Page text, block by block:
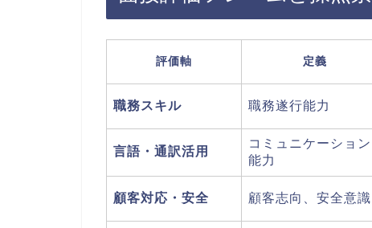
評価軸 定義
職務スキル 職務遂行能力
言語・通訳活用
コミュニケーション
能力
顧客対応・安全 顧客志向、安全意識